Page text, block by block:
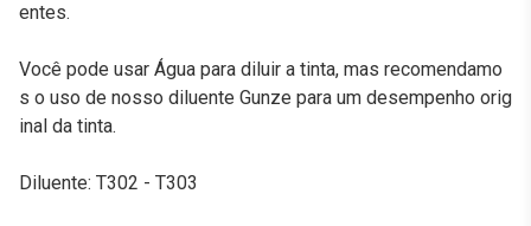
entes.
Você pode usar Água para diluir a tinta, mas recomendamo
s o uso de nosso diluente Gunze para um desempenho orig
inal da tinta.
Diluente: T302 - T303